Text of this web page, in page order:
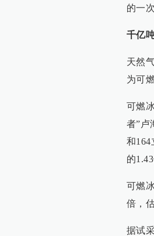
的一
千亿
天然
为可
可燃
者”卢
和
的
可燃
倍，
据试